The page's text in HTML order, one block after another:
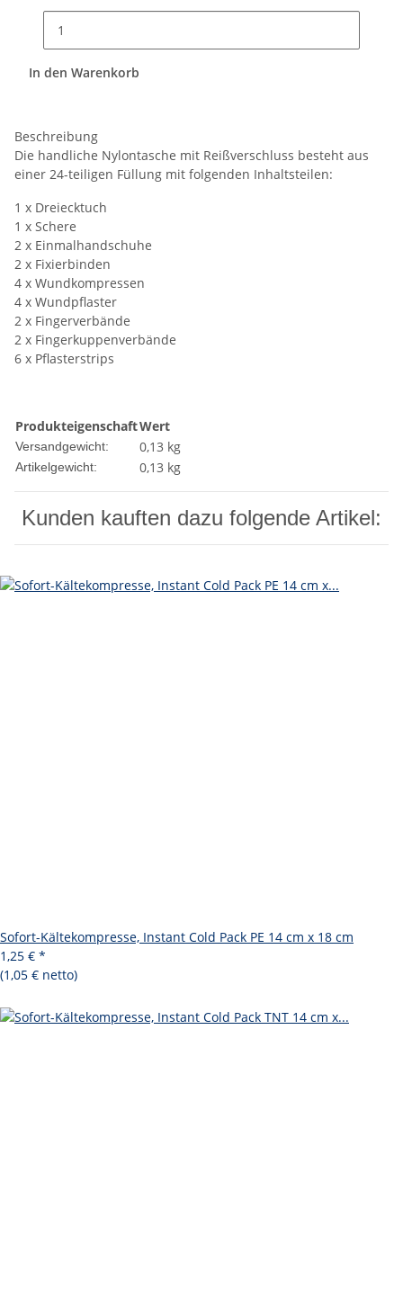
In den Warenkorb
Beschreibung
Die handliche Nylontasche mit Reißverschluss besteht aus
einer 24-teiligen Füllung mit folgenden Inhaltsteilen:
1 x Dreiecktuch
1 x Schere
2 x Einmalhandschuhe
2 x Fixierbinden
4 x Wundkompressen
4 x Wundpflaster
2 x Fingerverbände
2 x Fingerkuppenverbände
6 x Pflasterstrips
ProdukteigenschaftWert
Versandgewicht: 0,13 kg
Artikelgewicht: 0,13 kg
Kunden kauften dazu folgende Artikel:
Sofort-Kältekompresse, Instant Cold Pack PE 14 cm x 18 cm
1,25 € *
(1,05 € netto)